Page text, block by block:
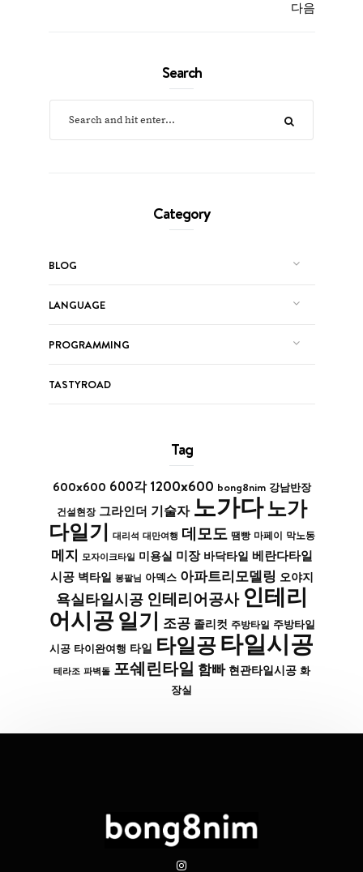
다음
Search
Category
BLOG
LANGUAGE
PROGRAMMING
TASTYROAD
Tag
600x600 600각 1200x600 bong8nim 강남반장
건설현장 그라인더 기술자 노가다노가
다일기 대리석 대만여행 데모도 땜빵 마페이 막노동
메지 모자이크타일 미용실 미장 바닥타일 베란다타일
시공 벽타일 봉팔님 아덱스 아파트리모델링 오야지
욕실타일시공 인테리어공사 인테리
어시공 일기 조공 졸리컷 주방타일 주방타일
시공 타이완여행 타일 타일공타일시공
테라조 파벽돌 포쉐린타일 함빠 현관타일시공 화
장실